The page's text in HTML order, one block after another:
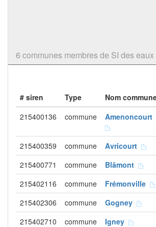
6 communes membres de SI des
# siren Type Nom
215400136
commune Amenoncourt
215400359 commune Avricourt
215400771
commune Blâmont
215402116
commune Frémonville
215402306
commune Gogney
215402710
commune Igney